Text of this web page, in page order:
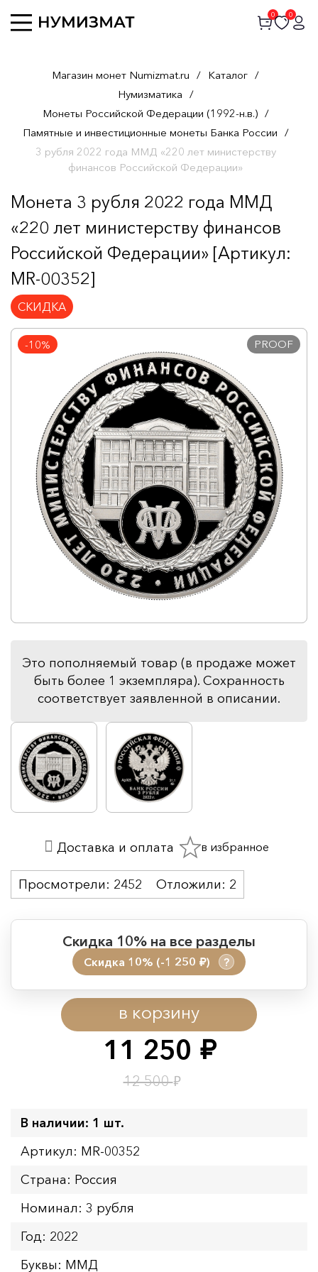
0 0
Магазин монет Numizmat.ru / Каталог /
Нумизматика /
Монеты Российской Федерации (1992-н.в.) /
Памятные и инвестиционные монеты Банка России /
3 рубля 2022 года ММД «220 лет министерству
финансов Российской Федерации»
Монета 3 рубля 2022 года ММД
«220 лет министерству финансов
Российской Федерации» [Артикул:
MR-00352]
СКИДКА
-10% PROOF
Это пополняемый товар (в продаже может
быть более 1 экземпляра). Сохранность
соответствует заявленной в описании.
11 250 руб.
12 500₽
в корзину
Скидка 10% на все разделы
Скидка 10% (-1 250 руб.) ?
Период действия акции:
Начало:
08.08.2026 00:01
Окончание:
09.08.2026 23:59
Время до окончания:
Просмотрели: 2452 Отложили: 2
Доставка и оплата в избранное
В наличии: 1 шт.
Артикул: MR-00352
Страна: Россия
Номинал: 3 рубля
Год: 2022
Буквы: ММД